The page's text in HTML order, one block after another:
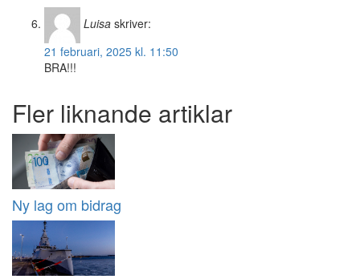
Luisa skriver:
21 februari, 2025 kl. 11:50
BRA!!!
Fler liknande artiklar
Ny lag om bidrag